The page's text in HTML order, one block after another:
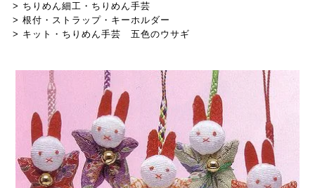
ちりめん細工・ちりめん手芸
根付・ストラップ・キーホルダー
キット・ちりめん手芸 五色のウサギ